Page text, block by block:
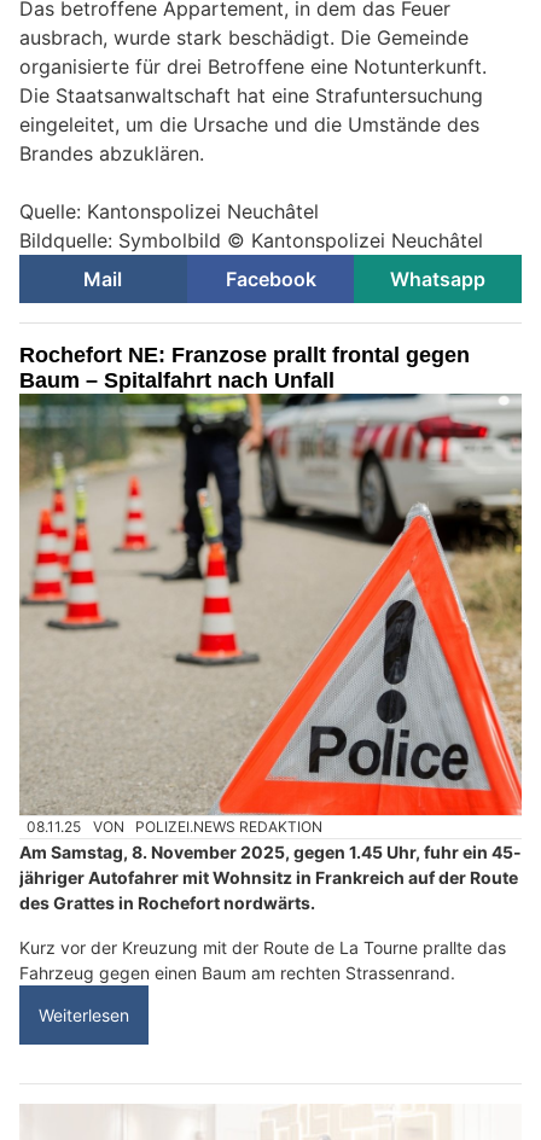
Das betroffene Appartement, in dem das Feuer
ausbrach, wurde stark beschädigt. Die Gemeinde
organisierte für drei Betroffene eine Notunterkunft.
Die Staatsanwaltschaft hat eine Strafuntersuchung
eingeleitet, um die Ursache und die Umstände des
Brandes abzuklären.
Quelle: Kantonspolizei Neuchâtel
Bildquelle: Symbolbild © Kantonspolizei Neuchâtel
Mail
Facebook Whatsapp
Rochefort NE: Franzose prallt frontal gegen
Baum – Spitalfahrt nach Unfall
08.11.25 VON POLIZEI.NEWS REDAKTION
Am Samstag, 8. November 2025, gegen 1.45 Uhr, fuhr ein 45-
jähriger Autofahrer mit Wohnsitz in Frankreich auf der Route
des Grattes in Rochefort nordwärts.
Kurz vor der Kreuzung mit der Route de La Tourne prallte das
Fahrzeug gegen einen Baum am rechten Strassenrand.
Weiterlesen